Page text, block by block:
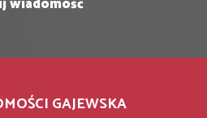
GAJEWSKA